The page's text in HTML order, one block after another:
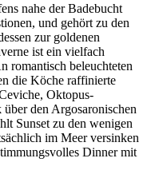
nahe der Badebucht
und gehört zu den
zur goldenen
ist ein vielfach
romantisch beleuchteten
die Köche raffinierte
Oktopus-
den Argosaronischen
Sunset zu den wenigen
im Meer versinken
Dinner mit